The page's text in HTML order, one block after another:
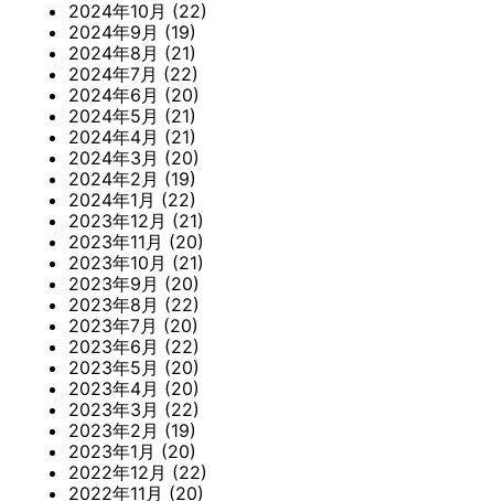
2024年10月 (22)
2024年9月 (19)
2024年8月 (21)
2024年7月 (22)
2024年6月 (20)
2024年5月 (21)
2024年4月 (21)
2024年3月 (20)
2024年2月 (19)
2024年1月 (22)
2023年12月 (21)
2023年11月 (20)
2023年10月 (21)
2023年9月 (20)
2023年8月 (22)
2023年7月 (20)
2023年6月 (22)
2023年5月 (20)
2023年4月 (20)
2023年3月 (22)
2023年2月 (19)
2023年1月 (20)
2022年12月 (22)
2022年11月 (20)